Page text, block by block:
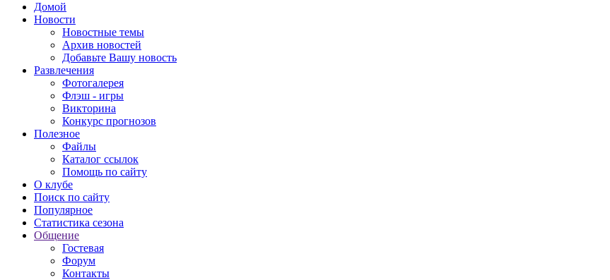
Домой
Новости
Новостные темы
Архив новостей
Добавьте Вашу новость
Развлечения
Фотогалерея
Флэш - игры
Викторина
Конкурс прогнозов
Полезное
Файлы
Каталог ссылок
Помощь по сайту
О клубе
Поиск по сайту
Популярное
Статистика сезона
Общение
Гостевая
Форум
Контакты